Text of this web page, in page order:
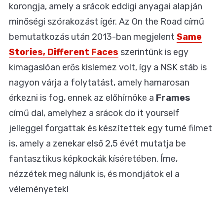
korongja, amely a srácok eddigi anyagai alapján
minőségi szórakozást ígér. Az On the Road című
bemutatkozás után 2013-ban megjelent Same
Stories, Different Faces szerintünk is egy
kimagaslóan erős kislemez volt, így a NSK stáb is
nagyon várja a folytatást, amely hamarosan
érkezni is fog, ennek az előhírnöke a Frames
című dal, amelyhez a srácok do it yourself
jelleggel forgattak és készítettek egy turné filmet
is, amely a zenekar első 2,5 évét mutatja be
fantasztikus képkockák kíséretében. Íme,
nézzétek meg nálunk is, és mondjátok el a
véleményetek!